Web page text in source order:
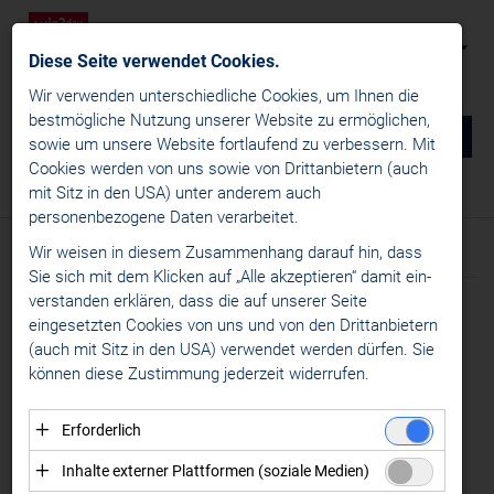
0 DE
NEWS
win2day ICE Hockey League
Specials
ICE Inside
ICE Business
Alps Hockey League
Womens Hockey Leagues
MEDIA
News / Specials / ICE Inside
Text
Meldung vom 28.03.2026
WM-SCHIEDSRICHTER
CHRISTIAN OFNER:
„ICH HABE MEIN
HOBBY ZUM BERUF
Diese Seite verwendet Cookies.
Wir verwenden unterschiedliche Cookies, um Ihnen die
best­mögliche Nutzung unserer Website zu ermöglichen,
sowie um unsere Website fortlaufend zu verbessern. Mit
Cookies werden von uns sowie von Drittanbietern (auch
mit Sitz in den USA) unter anderem auch
personenbezogene Daten verarbeitet.
Wir weisen in diesem Zusammenhang darauf hin, dass
Sie sich mit dem Klicken auf „Alle akzeptieren“ damit ein­
ver­standen erklären, dass die auf unserer Seite
eingesetzten Cookies von uns und von den Drittanbietern
(auch mit Sitz in den USA) verwendet werden dürfen. Sie
können diese Zustimmung jederzeit widerrufen.
Erforderlich
Essenzielle Cookies ermöglichen grundlegende
Funktionen und sind für die einwandfreie Funktion der
Inhalte externer Plattformen (soziale Medien)